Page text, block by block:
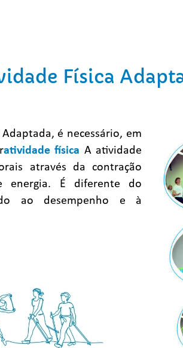
Física
é necessário, em
atividade física A atividade
através da contração
energia. É diferente do
ao desempenho e à